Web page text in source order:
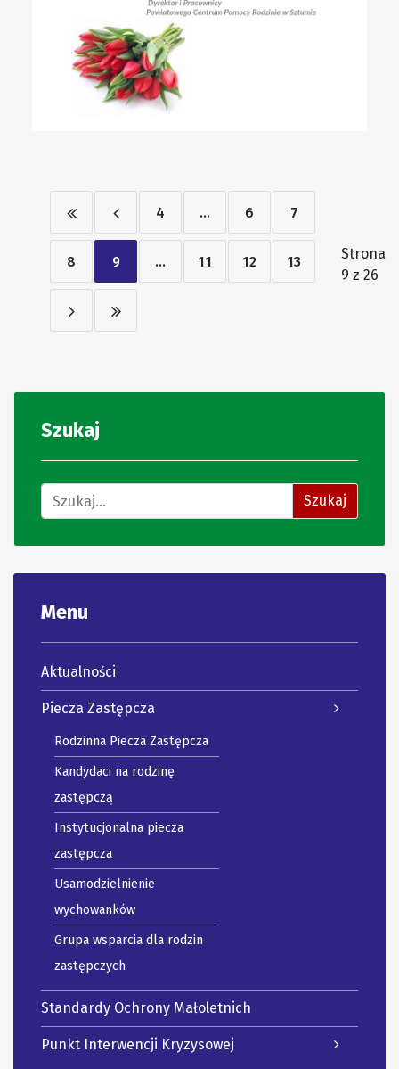
Szukaj
Znajdź na stronie Szukaj
Menu
Aktualności
Piecza Zastępcza
Rodzinna Piecza Zastępcza
Kandydaci na rodzinę
zastępczą
Instytucjonalna piecza
zastępcza
Usamodzielnienie
wychowanków
Grupa wsparcia dla rodzin
zastępczych
Standardy Ochrony Małoletnich
Punkt Interwencji Kryzysowej
4 ... 6 7
8 9 ... 11 12 13
Strona
9 z 26